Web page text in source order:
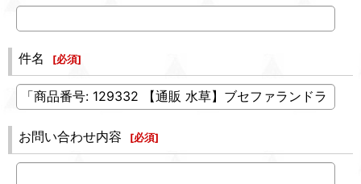
件名 [必須]
お問い合わせ内容 [必須]